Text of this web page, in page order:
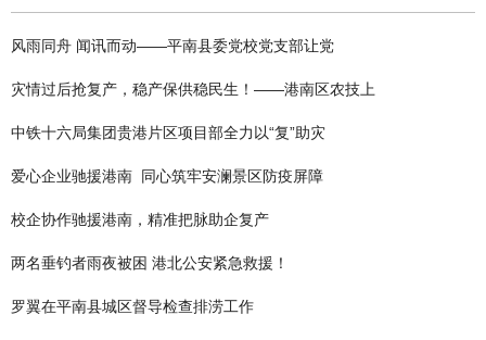
风雨同舟 闻讯而动——平南县委党校党支部让党
灾情过后抢复产，稳产保供稳民生！——港南区农技上
中铁十六局集团贵港片区项目部全力以“复”助灾
爱心企业驰援港南 同心筑牢安澜景区防疫屏障
校企协作驰援港南，精准把脉助企复产
两名垂钓者雨夜被困 港北公安紧急救援！
罗翼在平南县城区督导检查排涝工作